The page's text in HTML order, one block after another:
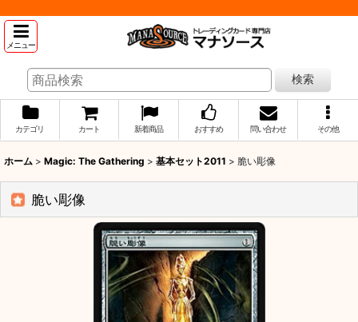
メニュー
検索
カテゴリ カート 新着商品 おすすめ 問い合わせ その他
ホーム > Magic: The Gathering > 基本セット2011 > 脆い彫像
脆い彫像